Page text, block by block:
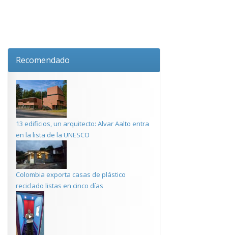
Recomendado
13 edificios, un arquitecto: Alvar Aalto entra
en la lista de la UNESCO
Colombia exporta casas de plástico
reciclado listas en cinco días